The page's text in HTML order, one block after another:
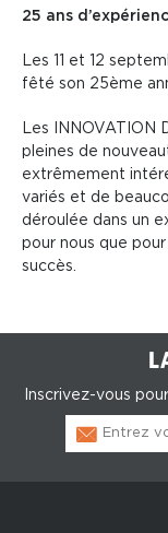
25 ans
Les 11 et 12
fêté son 25ème
Les INNOVATION
pleines de
extrêmement
variés et de
déroulée dans un
pour nous que
succès.
Inscrivez-vous